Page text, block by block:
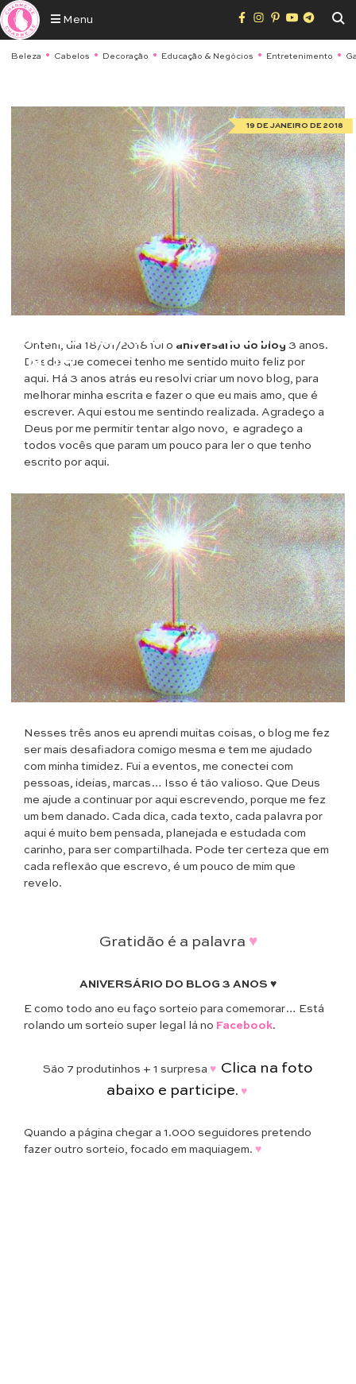
Menu
Beleza Cabelos Decoração Educação & Negócios Entretenimento
ANIVERSÁRIO DO BLOG 3
ANOS
19 DE JANEIRO DE 2018
Ontem, dia 18/01/2018 foi o aniversário do blog 3 anos.
Desde que comecei tenho me sentido muito feliz por
aqui. Há 3 anos atrás eu resolvi criar um novo blog, para
melhorar minha escrita e fazer o que eu mais amo, que é
escrever. Aqui estou me sentindo realizada. Agradeço a
Deus por me permitir tentar algo novo, e agradeço a
todos vocês que param um pouco para ler o que tenho
escrito por aqui.
Nesses três anos eu aprendi muitas coisas, o blog me fez
ser mais desafiadora comigo mesma e tem me ajudado
com minha timidez. Fui a eventos, me conectei com
pessoas, ideias, marcas… Isso é tão valioso. Que Deus
me ajude a continuar por aqui escrevendo, porque me fez
um bem danado. Cada dica, cada texto, cada palavra por
aqui é muito bem pensada, planejada e estudada com
carinho, para ser compartilhada. Pode ter certeza que em
cada reflexão que escrevo, é um pouco de mim que
revelo.
Gratidão é a palavra ♥
ANIVERSÁRIO DO BLOG 3 ANOS ♥
E como todo ano eu faço sorteio para comemorar… Está
rolando um sorteio super legal lá no Facebook.
São 7 produtinhos + 1 surpresa ♥ Clica na foto
abaixo e participe. ♥
Quando a página chegar a 1.000 seguidores pretendo
fazer outro sorteio, focado em maquiagem. ♥